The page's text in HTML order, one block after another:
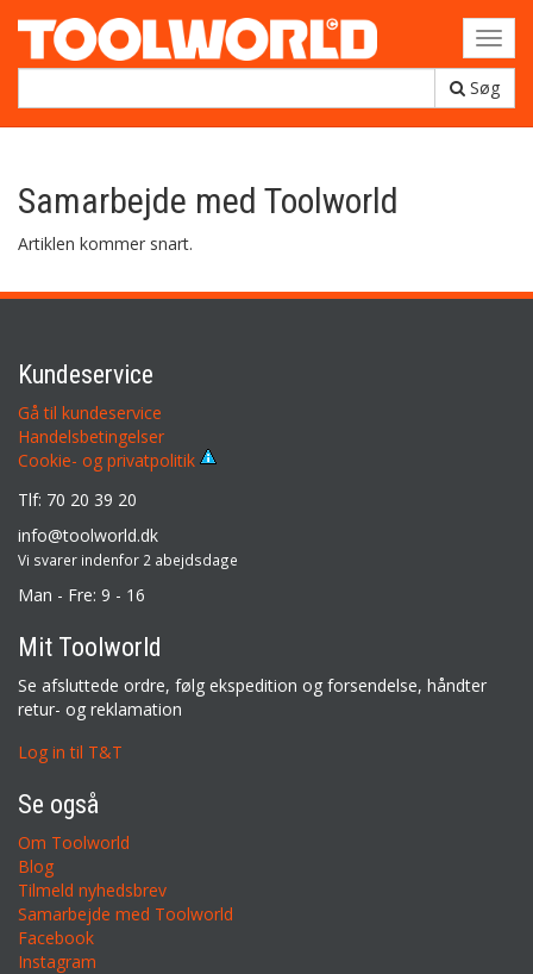
Søg
Samarbejde med Toolworld
Artiklen kommer snart.
Kundeservice
Gå til kundeservice
Handelsbetingelser
Cookie- og privatpolitik
Tlf: 70 20 39 20
info@toolworld.dk
Vi svarer indenfor 2 abejdsdage
Man - Fre: 9 - 16
Mit Toolworld
Se afsluttede ordre, følg ekspedition og forsendelse, håndter
retur- og reklamation
Log in til T&T
Se også
Om Toolworld
Blog
Tilmeld nyhedsbrev
Samarbejde med Toolworld
Facebook
Instagram